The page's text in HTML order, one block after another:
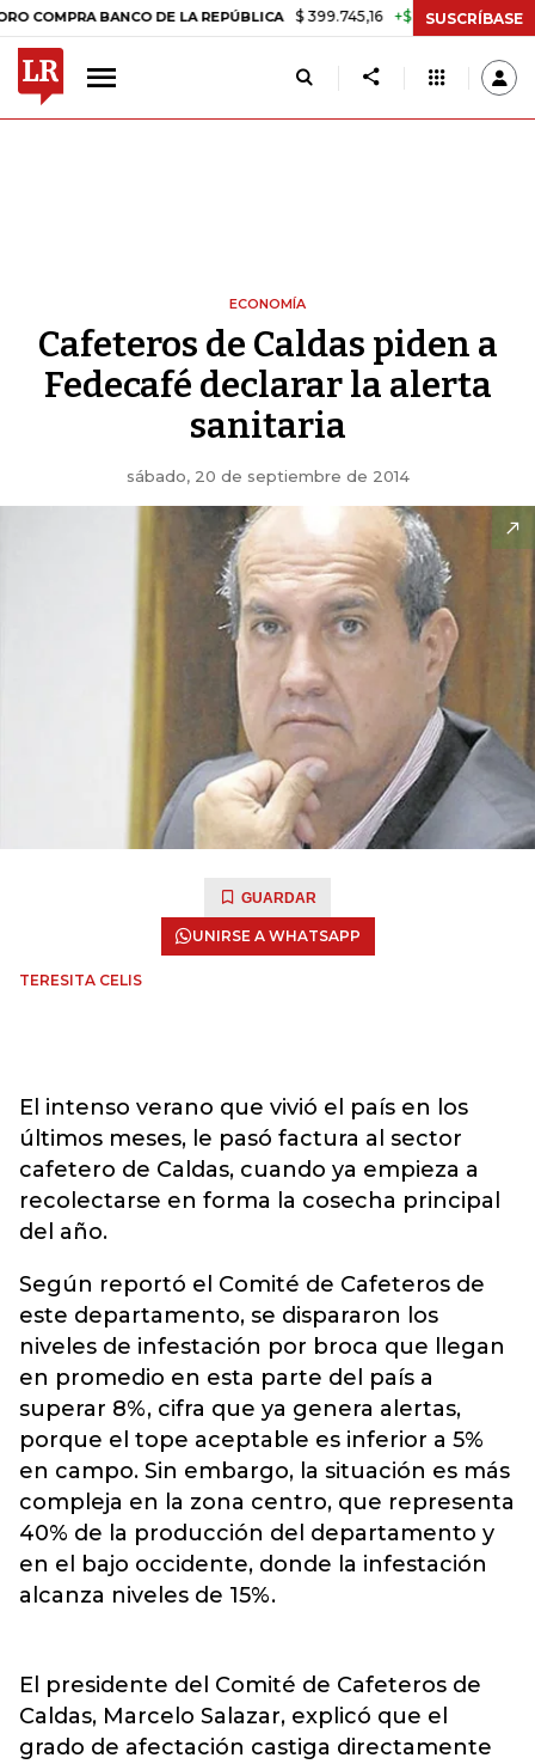
BANCO DE LA REPÚBLICA $ 399.745,16 +$ 2.295,71 +0,58%
SUSCRÍBASE
ECONOMÍA
Cafeteros de Caldas piden a
Fedecafé declarar la alerta
sanitaria
sábado, 20 de septiembre de 2014
GUARDAR
UNIRSE A WHATSAPP
TERESITA CELIS
El intenso verano que vivió el país en los
últimos meses, le pasó factura al sector
cafetero de Caldas, cuando ya empieza a
recolectarse en forma la cosecha principal
del año.
Según reportó el Comité de Cafeteros de
este departamento, se dispararon los
niveles de infestación por broca que llegan
en promedio en esta parte del país a
superar 8%, cifra que ya genera alertas,
porque el tope aceptable es inferior a 5%
en campo. Sin embargo, la situación es más
compleja en la zona centro, que representa
40% de la producción del departamento y
en el bajo occidente, donde la infestación
alcanza niveles de 15%.
El presidente del Comité de Cafeteros de
Caldas, Marcelo Salazar, explicó que el
grado de afectación castiga directamente